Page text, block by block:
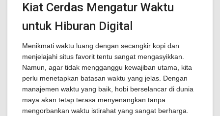
Kiat Cerdas Mengatur Waktu
untuk Hiburan Digital
Menikmati waktu luang dengan secangkir kopi dan
menjelajahi situs favorit tentu sangat mengasyikkan.
Namun, agar tidak mengganggu kewajiban utama, kita
perlu menetapkan batasan waktu yang jelas. Dengan
manajemen waktu yang baik, hobi berselancar di dunia
maya akan tetap terasa menyenangkan tanpa
mengorbankan waktu istirahat yang sangat berharga.